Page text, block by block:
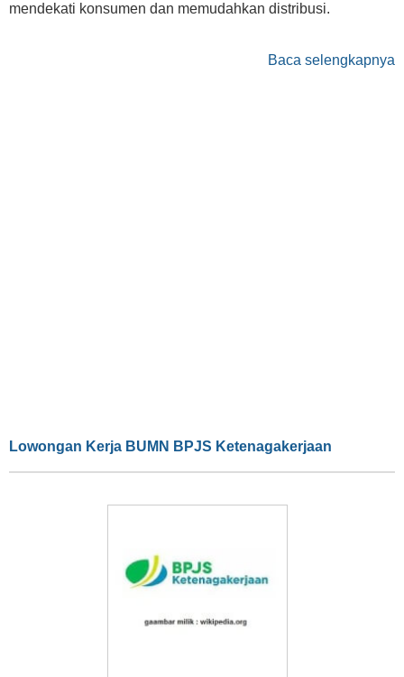
mendekati konsumen dan memudahkan distribusi.
Baca selengkapnya
Lowongan Kerja BUMN BPJS Ketenagakerjaan